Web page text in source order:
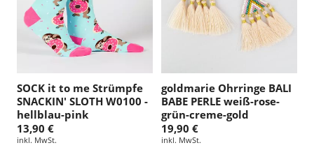
SOCK it to me Strümpfe
SNACKIN' SLOTH W0100 -
hellblau-pink
13,90 €
inkl. MwSt.
goldmarie Ohrringe BALI
BABE PERLE weiß-rose-
grün-creme-gold
19,90 €
inkl. MwSt.